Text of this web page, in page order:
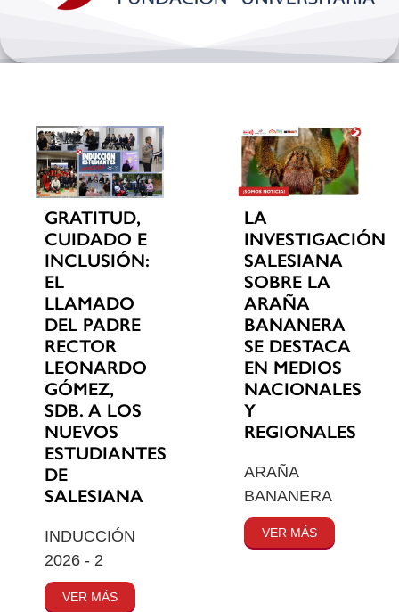
Investigación
Extension y desarrollo
GRATITUD,
CUIDADO E
INCLUSIÓN:
EL
LLAMADO
DEL PADRE
RECTOR
LEONARDO
GÓMEZ,
SDB. A LOS
NUEVOS
ESTUDIANTES
DE
SALESIANA
INDUCCIÓN
2026 - 2
VER MÁS
LA
INVESTIGACIÓN
SALESIANA
SOBRE LA
ARAÑA
BANANERA
SE DESTACA
EN MEDIOS
NACIONALES
Y
REGIONALES
ARAÑA
BANANERA
VER MÁS